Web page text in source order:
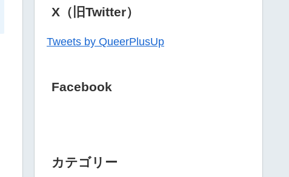
X（旧Twitter）
Tweets by QueerPlusUp
Facebook
カテゴリー